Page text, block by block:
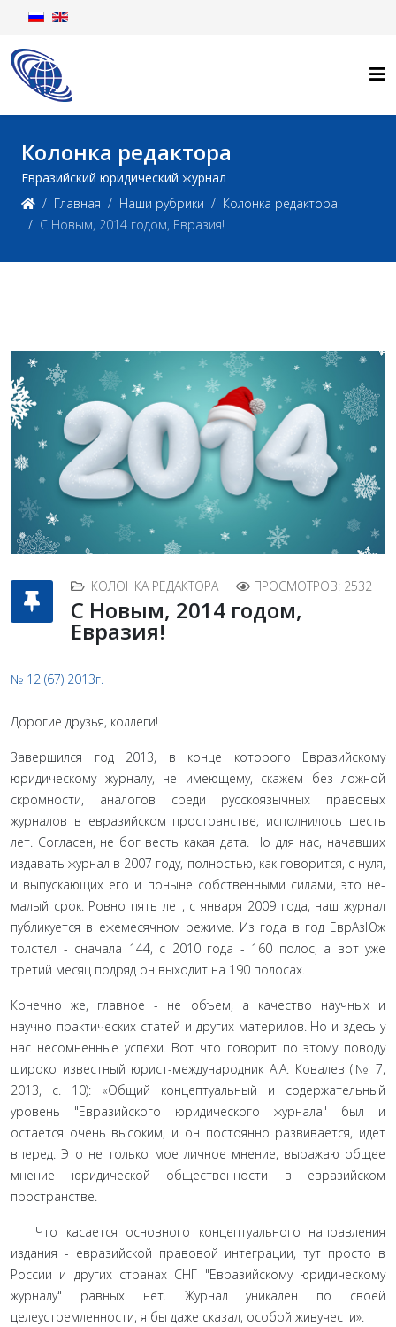
Колонка редактора
Евразийский юридический журнал
Главная
Наши рубрики
Колонка редактора
С Новым, 2014 годом, Евразия!
КОЛОНКА РЕДАКТОРА ПРОСМОТРОВ: 2532
С Новым, 2014 годом,
Евразия!
№ 12 (67) 2013г.
Дорогие друзья, коллеги!
Завершился год 2013, в конце которого Евразийскому
юридическому журналу, не имеющему, скажем без ложной
скромности, аналогов среди русскоязычных пра­вовых
журналов в евразийском пространстве, исполнилось шесть
лет. Согласен, не бог весть какая дата. Но для нас, начавших
издавать журнал в 2007 году, полностью, как говорится, с нуля,
и выпускающих его и поныне собственными силами, это не­
малый срок. Ровно пять лет, с января 2009 года, наш журнал
публикуется в ежемесяч­ном режиме. Из года в год ЕврАзЮж
толстел - сначала 144, с 2010 года - 160 полос, а вот уже
третий месяц подряд он выходит на 190 полосах.
Конечно же, главное - не объем, а качество научных и
научно-практиче­ских статей и других материлов. Но и здесь у
нас несомненные успехи. Вот что говорит по этому поводу
широко известный юрист-международник А.А. Ко­валев (№ 7,
2013, с. 10): «Общий концептуальный и содержательный
уровень "Евразийского юридического журнала" был и
остается очень высоким, и он постоянно развивается, идет
вперед. Это не только мое личное мнение, выра­жаю общее
мнение юридической общественности в евразийском
пространстве.
Что касается основного концептуального направления
издания - евразийской пра­вовой интеграции, тут просто в
России и других странах СНГ "Евразийскому юриди­ческому
журналу" равных нет. Журнал уникален по своей
целеустремленности, я бы даже сказал, особой живучести».